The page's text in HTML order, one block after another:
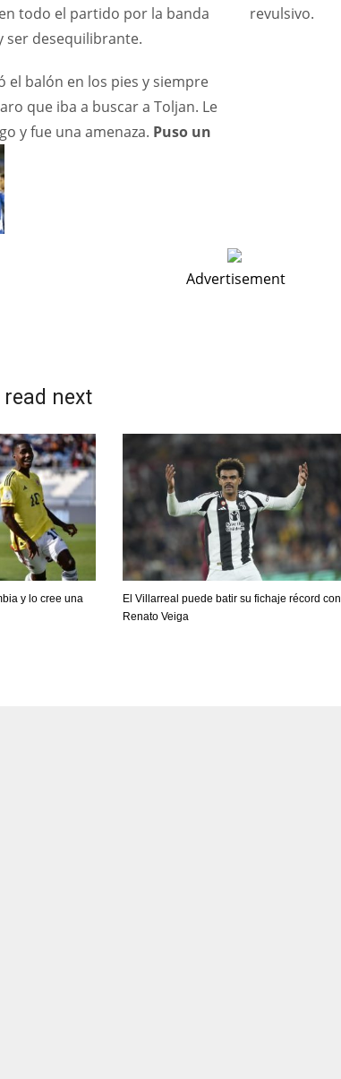
NE
todo el partido por la banda
ser desequilibrante.
el balón en los pies y siempre
que iba a buscar a Toljan. Le
y fue una amenaza. Puso un
revulsivo.
Advertisement
next
y lo cree una
El Villarreal puede batir su fichaje récord con
Renato Veiga